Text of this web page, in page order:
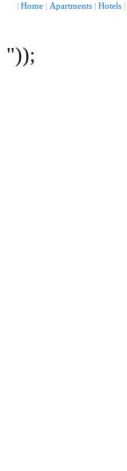
Home Apartments Hotels
"));